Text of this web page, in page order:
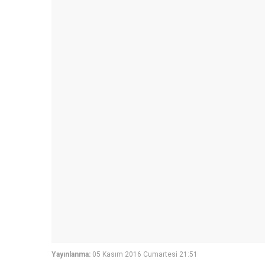
Yayınlanma: 05 Kasım 2016 Cumartesi 21:51